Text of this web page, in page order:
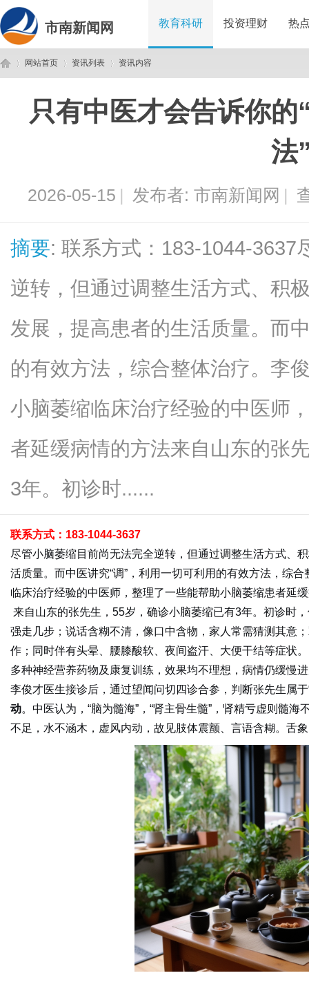
市南新闻网 教育科研 投资理财 热
网站首页 资讯列表 资讯内容
只有中医才会告诉你
法
2026-05-15 | 发布者: 市南新闻网 |
摘要: 联系方式：183-1044-3637
逆转，但通过调整生活方式、积
发展，提高患者的生活质量。而
的有效方法，综合整体治疗。李
小脑萎缩临床治疗经验的中医师
者延缓病情的方法来自山东的张
3年。初诊时......
联系方式：183-1044-3637
尽管小脑萎缩目前尚无法完全逆转，但通过调整生活方式、
活质量。而中医讲究“调”，利用一切可利用的有效方法，综
临床治疗经验的中医师，整理了一些能帮助小脑萎缩患者延
来自山东的张先生，55岁，确诊小脑萎缩已有3年。初诊时
强走几步；说话含糊不清，像口中含物，家人常需猜测其意
作；同时伴有头晕、腰膝酸软、夜间盗汗、大便干结等症状
多种神经营养药物及康复训练，效果均不理想，病情仍缓慢
李俊才医生接诊后，通过望闻问切四诊合参，判断张先生属于
动。中医认为，“脑为髓海”，“肾主骨生髓”，肾精亏虚则髓
不足，水不涵木，虚风内动，故见肢体震颤、言语含糊。舌